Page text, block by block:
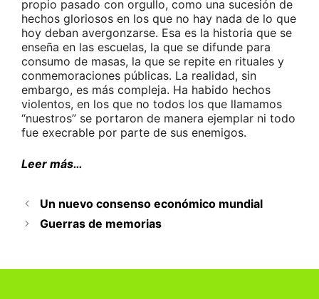
propio pasado con orgullo, como una sucesión de
hechos gloriosos en los que no hay nada de lo que
hoy deban avergonzarse. Esa es la historia que se
enseña en las escuelas, la que se difunde para
consumo de masas, la que se repite en rituales y
conmemoraciones públicas. La realidad, sin
embargo, es más compleja. Ha habido hechos
violentos, en los que no todos los que llamamos
“nuestros” se portaron de manera ejemplar ni todo
fue execrable por parte de sus enemigos.
Leer más…
Un nuevo consenso económico mundial
Guerras de memorias